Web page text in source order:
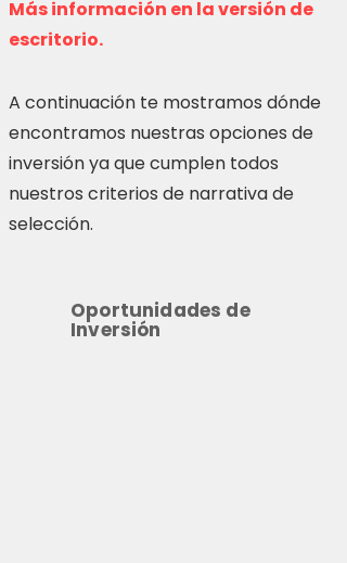
Más información en la versión de
escritorio.
A continuación te mostramos dónde
encontramos nuestras opciones de
inversión ya que cumplen todos
nuestros criterios de narrativa de
selección.
Oportunidades de
Inversión